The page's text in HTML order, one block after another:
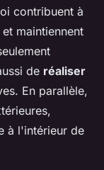
contribuent à
maintiennent
de réaliser
En parallèle,
à l'intérieur de